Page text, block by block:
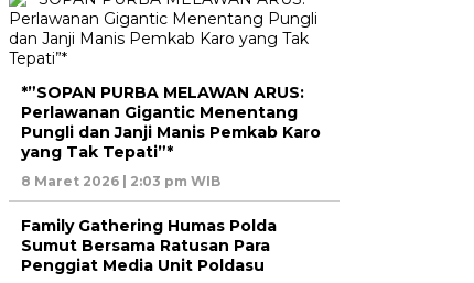
*”SOPAN PURBA MELAWAN ARUS:
Perlawanan Gigantic Menentang
Pungli dan Janji Manis Pemkab Karo
yang Tak Tepati”*
8 Maret 2026 | 2:03 pm WIB
Family Gathering Humas Polda
Sumut Bersama Ratusan Para
Penggiat Media Unit Poldasu